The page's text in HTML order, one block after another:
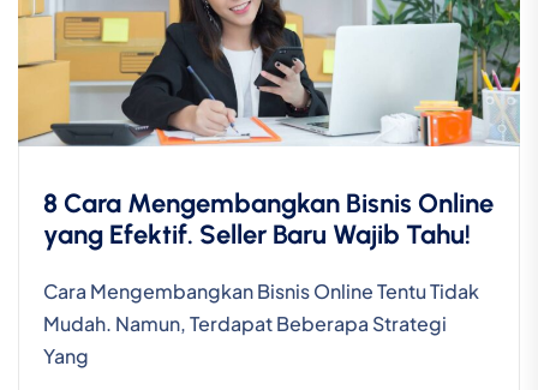
8 Cara Mengembangkan Bisnis Online
yang Efektif. Seller Baru Wajib Tahu!
Cara Mengembangkan Bisnis Online Tentu Tidak
Mudah. Namun, Terdapat Beberapa Strategi
Yang